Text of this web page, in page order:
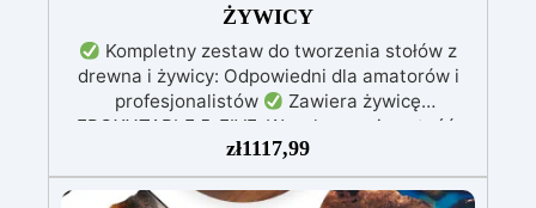
ŻYWICY
Kompletny zestaw do tworzenia stołów z
drewna i żywicy: Odpowiedni dla amatorów i
profesjonalistów
Zawiera żywicę
EPOXYTABLE 5-FIVE: Wysoka przejrzystość,
odporna na zarysowania i nieżółknąca, idealna
do zalew o grubości do 5 cm
Materiały do
tworzenia formy: Środek odklejający „Shiny
zł1117,99